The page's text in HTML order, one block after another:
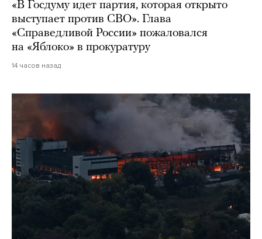
«В Госдуму идет партия, которая открыто
выступает против СВО». Глава
«Справедливой России» пожаловался
на «Яблоко» в прокуратуру
14 часов назад